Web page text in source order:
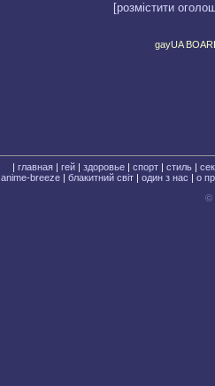
[розмістити
gayUA
| главная| гей| здоровье| спорт| стиль|
anime-breeze| блакитний свiт| один з нас | о
©